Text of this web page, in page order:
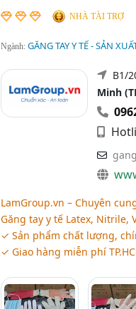
NHÀ TÀI TRỢ
Ngành: GĂNG TAY Y TẾ - SẢN
B1/
Minh
LamGroup.vn – Chuyên
Găng tay y tế Latex, Nitrile,
✓ Sản phẩm chất lượng,
✓ Giao hàng miễn phí